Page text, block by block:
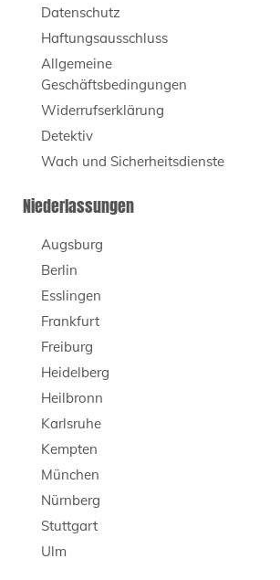
Datenschutz
Haftungsausschluss
Allgemeine
Geschäftsbedingungen
Widerrufserklärung
Detektiv
Wach und Sicherheitsdienste
Niederlassungen
Augsburg
Berlin
Esslingen
Frankfurt
Freiburg
Heidelberg
Heilbronn
Karlsruhe
Kempten
München
Nürnberg
Stuttgart
Ulm